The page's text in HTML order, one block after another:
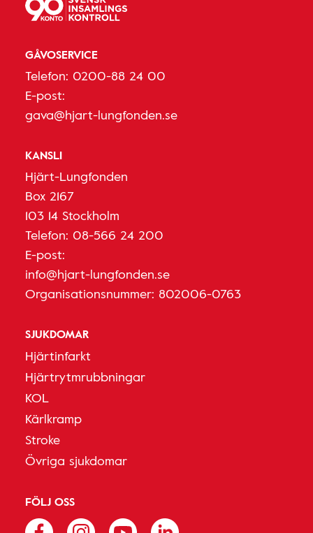
GÅVOSERVICE
Telefon: 0200-88 24 00
E-post:
gava@hjart-lungfonden.se
KANSLI
Hjärt-Lungfonden
Box 2167
103 14 Stockholm
Telefon: 08-566 24 200
E-post:
info@hjart-lungfonden.se
Organisationsnummer: 802006-0763
SJUKDOMAR
Hjärtinfarkt
Hjärtrytmrubbningar
KOL
Kärlkramp
Stroke
Övriga sjukdomar
FÖLJ OSS